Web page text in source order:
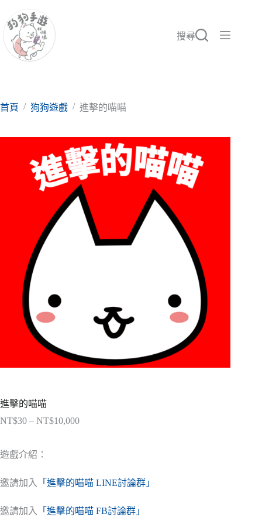
至
要
搜尋
首頁 / 狗狗遊戲 / 進擊的喵喵
進擊的喵喵
NT$30 – NT$10,000價
NT$30
到
遊戲介紹：
邀請加入 「進擊的喵喵 LINE討論群」
邀請加入 「進擊的喵喵 FB討論群」